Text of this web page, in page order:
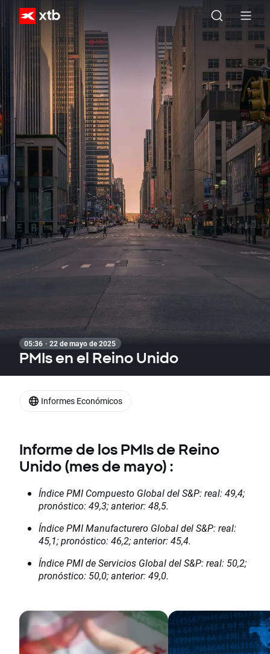
05:36 · 22 de mayo de 2025
PMIs en el Reino Unido
Informe de los PMIs de Reino
Unido (mes de mayo) :
Índice PMI Compuesto Global del S&P: real: 49,4;
pronóstico: 49,3; anterior: 48,5.
Índice PMI Manufacturero Global del S&P: real:
45,1; pronóstico: 46,2; anterior: 45,4.
Índice PMI de Servicios Global del S&P: real: 50,2;
pronóstico: 50,0; anterior: 49,0.
Informes Económicos